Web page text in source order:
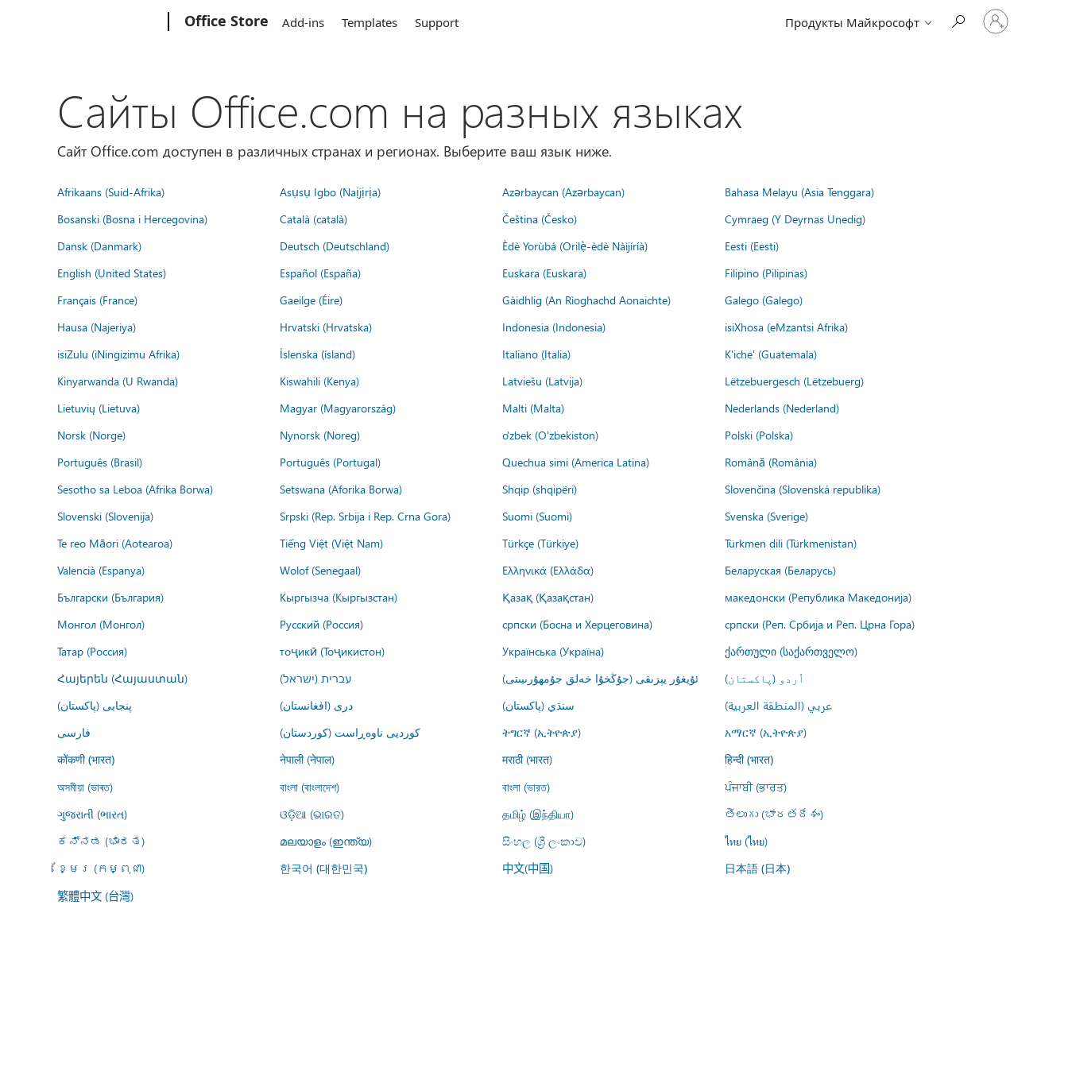
Office Store Add-ins Templates Support Продукты Майкрософт
Войдите
учетную
Сайты Office.com на разных языках
Сайт Office.com доступен в различных странах и регионах. Выберите ваш язык ниже.
Afrikaans (Suid-Afrika) Asụsụ Igbo (Naịjịrịa) Azərbaycan (Azərbaycan)
Bahasa Melayu (Asia Tenggara)
Bosanski (Bosna i Hercegovina)
Català (català) Čeština (Česko)
Cymraeg (Y Deyrnas Unedig)
Dansk (Danmark)
Deutsch (Deutschland) Èdè Yorùbá (Orilẹ̀-èdè Nàìjíríà)
Eesti (Eesti)
English (United States)
Español (España) Euskara (Euskara)
Filipino (Pilipinas)
Français (France)
Gaeilge (Éire) Gàidhlig (An Rìoghachd Aonaichte)
Galego (Galego)
Hausa (Najeriya)
Hrvatski (Hrvatska) Indonesia (Indonesia)
isiXhosa (eMzantsi Afrika)
isiZulu (iNingizimu Afrika)
Íslenska (ísland) Italiano (Italia)
K'iche' (Guatemala)
Kinyarwanda (U Rwanda)
Kiswahili (Kenya) Latviešu (Latvija)
Lëtzebuergesch (Lëtzebuerg)
Lietuvių (Lietuva)
Magyar (Magyarország) Malti (Malta)
Nederlands (Nederland)
Norsk (Norge)
Nynorsk (Noreg) o'zbek (O'zbekiston)
Polski (Polska)
Português (Brasil)
Português (Portugal) Quechua simi (America Latina)
Română (România)
Sesotho sa Leboa (Afrika Borwa)
Setswana (Aforika Borwa) Shqip (shqipëri)
Slovenčina (Slovenská republika)
Slovenski (Slovenija)
Srpski (Rep. Srbija i Rep. Crna Gora) Suomi (Suomi)
Svenska (Sverige)
Te reo Māori (Aotearoa)
Tiếng Việt (Việt Nam) Türkçe (Türkiye)
Türkmen dili (Türkmenistan)
Valencià (Espanya)
Wolof (Senegaal) Ελληνικά (Ελλάδα)
Беларуская (Беларусь)
Български (България)
Кыргызча (Кыргызстан) Қазақ (Қазақстан)
македонски (Република Македонија)
Монгол (Монгол)
Русский (Россия) српски (Босна и Херцеговина)
српски (Реп. Србија и Реп. Црна Гора)
Татар (Россия)
тоҷикӣ (Тоҷикистон) Українська (Україна)
ქართული (საქართველო)
Հայերեն (Հայաստան)
עברית (ישראל) ئۇيغۇر يېزىقى (جۇڭخۇا خەلق جۇمھۇرىيىتى)
اُردو (پاکستان)
پنجابی (پاکستان)
درى (افغانستان) سنڌي (پاکستان)
عربي (المنطقة العربية)
فارسى
کوردیی ناوەڕاست (کوردستان) ትግርኛ (ኢትዮጵያ) አማርኛ (ኢትዮጵያ)
कोंकणी (भारत) नेपाली (नेपाल) मराठी (भारत) हिन्दी (भारत)
অসমীয়া (ভাৰত) বাংলা (বাংলাদেশ) বাংলা (ভারত)
ਪੰਜਾਬੀ (ਭਾਰਤ)
ગુજરાતી (ભારત)
ଓଡ଼ିଆ (ଭାରତ) தமிழ் (இந்தியா)
తెలుగు (భారతదేశం)
ಕನ್ನಡ (ಭಾರತ)
മലയാളം (ഇന്ത്യ) සිංහල (ශ්‍රී ලංකාව)
ไทย (ไทย)
ខ្មែរ (កម្ពុជា)
한국어 (대한민국) 中文(中国) 日本語 (日本)
繁體中文 (台灣)